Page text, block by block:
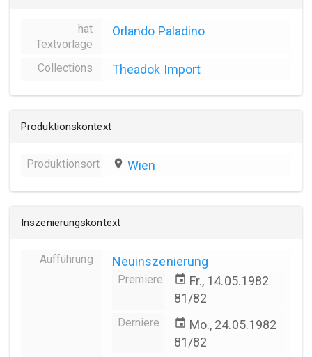
hat
Textvorlage
Orlando Paladino
Collections Theadok Import
Produktionskontext
Produktionsort place Wien
Inszenierungskontext
Aufführung Neuinszenierung
Premiere event Fr., 14.05.1982
81/82
Derniere event Mo., 24.05.1982
81/82